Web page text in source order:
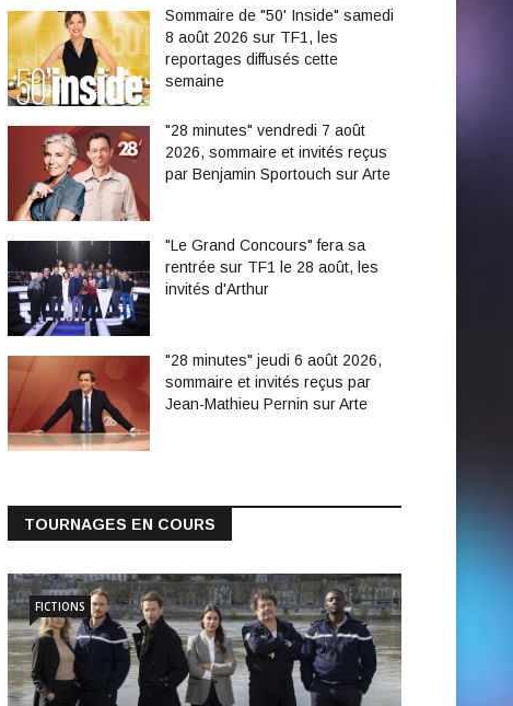
Sommaire de "50' Inside" samedi
8 août 2026 sur TF1, les
reportages diffusés cette
semaine
"28 minutes" vendredi 7 août
2026, sommaire et invités reçus
par Benjamin Sportouch sur Arte
"Le Grand Concours" fera sa
rentrée sur TF1 le 28 août, les
invités d'Arthur
"28 minutes" jeudi 6 août 2026,
sommaire et invités reçus par
Jean-Mathieu Pernin sur Arte
TOURNAGES EN COURS
FICTIONS